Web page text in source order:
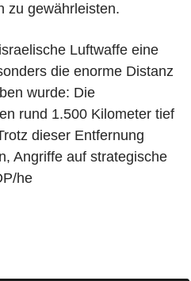
zu gewährleisten.
Luftwaffe eine
die enorme Distanz
wurde: Die
rund 1.500 Kilometer tief
dieser Entfernung
Angriffe auf strategische
he